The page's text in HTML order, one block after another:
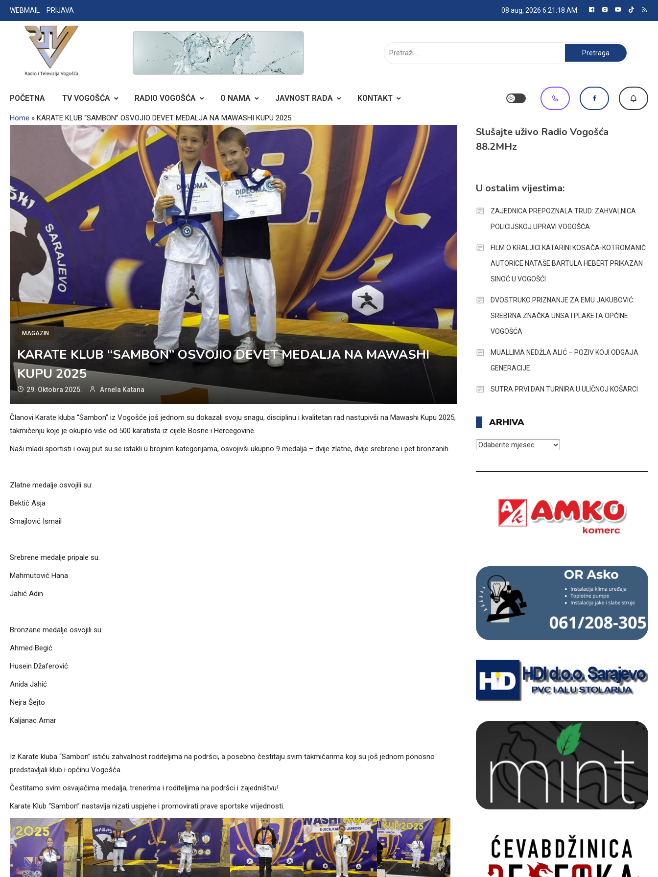
Skip
to
WEBMAIL PRIJAVA 08 aug, 2026 6:21:19 AM
RADIO TELEVIZIJA VOGOŠĆA
Pretraga:
POČETNA TV VOGOŠĆA RADIO VOGOŠĆA O NAMA JAVNOST RADA KONTAKT
Home » KARATE KLUB “SAMBON” OSVOJIO DEVET MEDALJA NA MAWASHI KUPU 2025
MAGAZIN
KARATE KLUB “SAMBON” OSVOJIO DEVET MEDALJA NA MAWASHI
KUPU 2025
29. Oktobra 2025. Arnela Katana
Članovi Karate kluba “Sambon” iz Vogošće još jednom su dokazali svoju snagu, disciplinu i kvalitetan rad nastupivši na Mawashi Kupu 2025,
takmičenju koje je okupilo više od 500 karatista iz cijele Bosne i Hercegovine.
Naši mladi sportisti i ovaj put su se istakli u brojnim kategorijama, osvojivši ukupno 9 medalja – dvije zlatne, dvije srebrene i pet bronzanih.
Zlatne medalje osvojili su:
Bektić Asja
Smajlović Ismail
Srebrene medalje pripale su:
Mahmutović Hana
Jahić Adin
Bronzane medalje osvojili su:
Ahmed Begić
Husein Džaferović
Anida Jahić
Nejra Šejto
Kaljanac Amar
Iz Karate kluba “Sambon” ističu zahvalnost roditeljima na podršci, a posebno čestitaju svim takmičarima koji su još jednom ponosno
predstavljali klub i općinu Vogošća.
Čestitamo svim osvajačima medalja, trenerima i roditeljima na podršci i zajedništvu!
Karate Klub “Sambon” nastavlja nizati uspjehe i promovirati prave sportske vrijednosti.
Slušajte uživo Radio Vogošća
88.2MHz
U ostalim vijestima:
ZAJEDNICA PREPOZNALA TRUD: ZAHVALNICA
POLICIJSKOJ UPRAVI VOGOŠĆA
FILM O KRALJICI KATARINI KOSAČA-KOTROMANIĆ
AUTORICE NATAŠE BARTULA HEBERT PRIKAZAN
SINOĆ U VOGOŠĆI
DVOSTRUKO PRIZNANJE ZA EMU JAKUBOVIĆ:
SREBRNA ZNAČKA UNSA I PLAKETA OPĆINE
VOGOŠĆA
MUALLIMA NEDŽLA ALIĆ – POZIV KOJI ODGAJA
GENERACIJE
SUTRA PRVI DAN TURNIRA U ULIČNOJ KOŠARCI
ARHIVA
ARHIVA